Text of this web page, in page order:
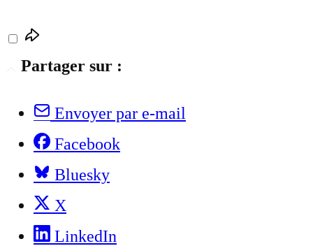
Partager sur :
Envoyer par e-mail
Facebook
Bluesky
X
LinkedIn